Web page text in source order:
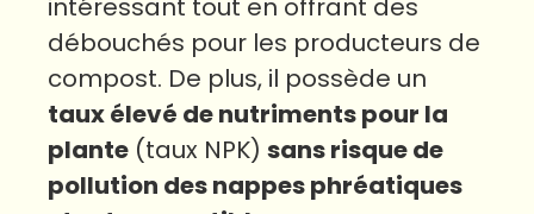
intéressant tout en offrant des
débouchés pour les producteurs de
compost. De plus, il possède un
taux élevé de nutriments pour la
plante (taux NPK) sans risque de
pollution des nappes phréatiques